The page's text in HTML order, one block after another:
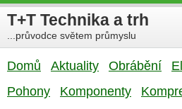
T+T Technika a trh
...průvodce světem průmyslu
Domů Aktuality Obrábění
Pohony
Komponenty